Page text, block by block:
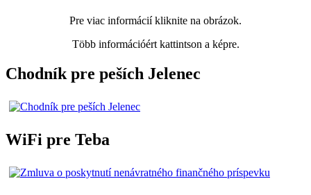
Pre viac informácií kliknite na obrázok.
Több információért kattintson a képre.
Chodník pre peších Jelenec
WiFi pre Teba